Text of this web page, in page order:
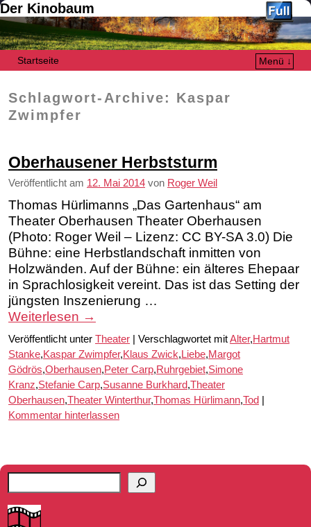
Der Kinobaum
Startseite
Menü ↓
Schlagwort-Archive: Kaspar
Zwimpfer
Oberhausener Herbststurm
Veröffentlicht am 12. Mai 2014 von Roger Weil
Thomas Hürlimanns „Das Gartenhaus“ am
Theater Oberhausen Theater Oberhausen
(Photo: Roger Weil – Lizenz: CC BY-SA 3.0) Die
Bühne: eine Herbstlandschaft inmitten von
Holzwänden. Auf der Bühne: ein älteres Ehepaar
in Sprachlosigkeit vereint. Das ist das Setting der
jüngsten Inszenierung …
Weiterlesen →
Veröffentlicht unter Theater Verschlagwortet mitAlter,Hartmut
Stanke,Kaspar Zwimpfer,Klaus Zwick, Liebe,Margot
Gödrös,Oberhausen,Peter Carp,Ruhrgebiet,Simone
Kranz,Stefanie Carp,Susanne Burkhard,Theater
Oberhausen,Theater Winterthur,Thomas Hürlimann,Tod
Kommentar hinterlassen